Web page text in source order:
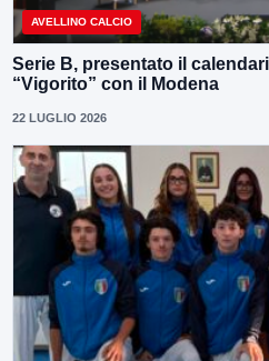
AVELLINO CALCIO
Serie B, presentato il
“Vigorito” con il Modena
22 LUGLIO 2026